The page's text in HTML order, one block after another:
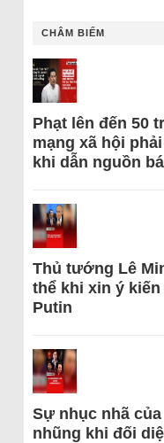
CHÂM BIẾM
Phạt lên đến 50
mạng xã hội
khi dẫn nguồn
Thủ tướng Lê
thể khi xin ý
Putin
Sự nhục nhã
nhũng khi đối